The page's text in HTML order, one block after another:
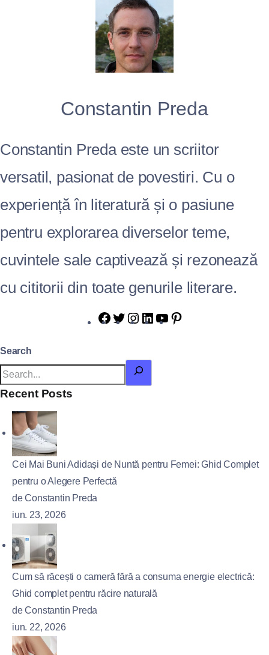
Constantin Preda
Constantin Preda este un scriitor
versatil, pasionat de povestiri. Cu o
experiență în literatură și o pasiune
pentru explorarea diverselor teme,
cuvintele sale captivează și rezonează
cu cititorii din toate genurile literare.
Search
Recent Posts
Cei Mai Buni Adidași de Nuntă pentru Femei: Ghid Complet
pentru o Alegere Perfectă
de Constantin Preda
iun. 23, 2026
Cum să răcești o cameră fără a consuma energie electrică:
Ghid complet pentru răcire naturală
de Constantin Preda
iun. 22, 2026